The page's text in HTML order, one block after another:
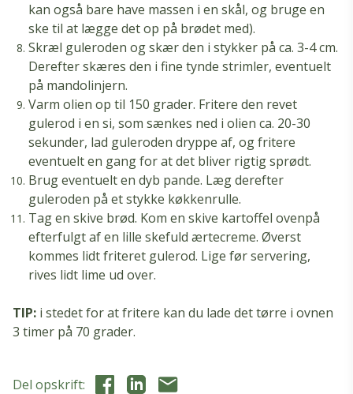
kan også bare have massen i en skål, og bruge en
ske til at lægge det op på brødet med).
Skræl guleroden og skær den i stykker på ca. 3-4 cm.
Derefter skæres den i fine tynde strimler, eventuelt
på mandolinjern.
Varm olien op til 150 grader. Fritere den revet
gulerod i en si, som sænkes ned i olien ca. 20-30
sekunder, lad guleroden dryppe af, og fritere
eventuelt en gang for at det bliver rigtig sprødt.
Brug eventuelt en dyb pande. Læg derefter
guleroden på et stykke køkkenrulle.
Tag en skive brød. Kom en skive kartoffel ovenpå
efterfulgt af en lille skefuld ærtecreme. Øverst
kommes lidt friteret gulerod. Lige før servering,
rives lidt lime ud over.
TIP: i stedet for at fritere kan du lade det tørre i ovnen
3 timer på 70 grader.
Del opskrift: